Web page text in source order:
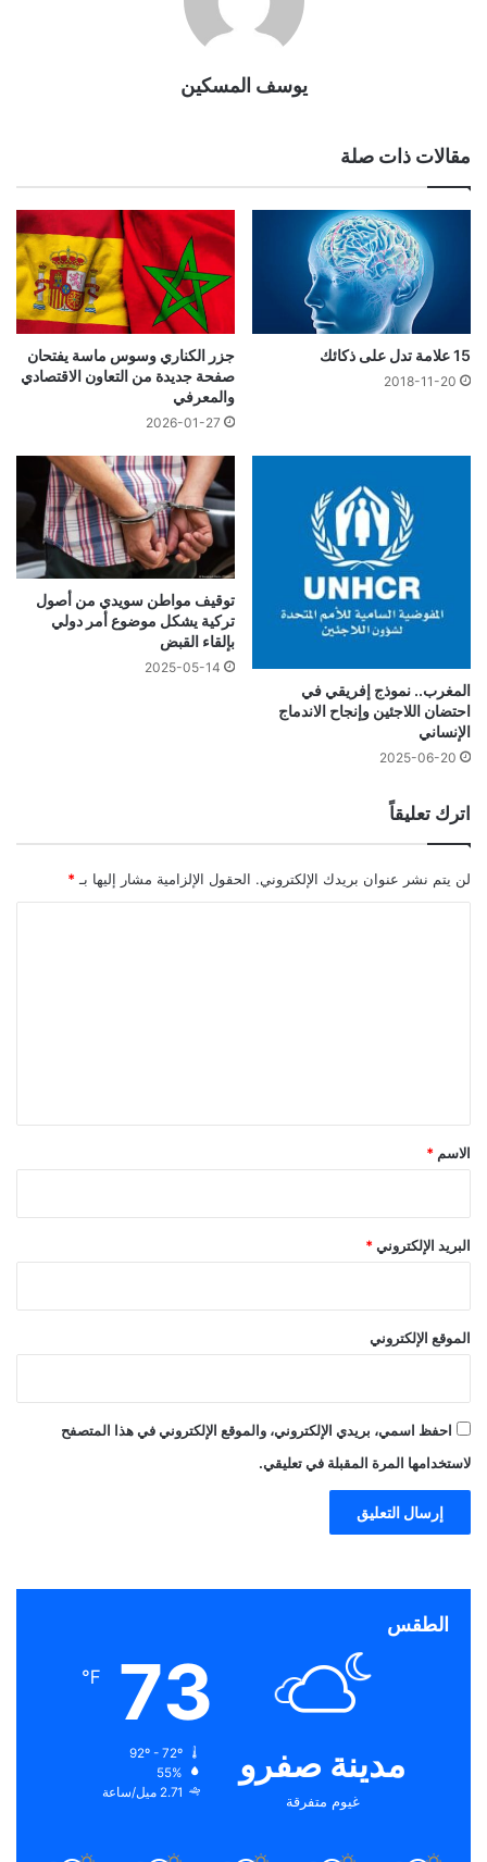
يوسف المسكين
مقالات ذات صلة
15 علامة تدل على ذكائك
2018-11-20
جزر الكناري وسوس ماسة يفتحان
صفحة جديدة من التعاون الاقتصادي
والمعرفي
2026-01-27
المغرب.. نموذج إفريقي في
احتضان اللاجئين وإنجاح الاندماج
الإنساني
2025-06-20
توقيف مواطن سويدي من أصول
تركية يشكل موضوع أمر دولي
بإلقاء القبض
2025-05-14
اترك تعليقاً
لن يتم نشر عنوان بريدك الإلكتروني. الحقول الإلزامية مشار إليها بـ *
*
الاسم *
البريد الإلكتروني *
الموقع الإلكتروني
احفظ اسمي، بريدي الإلكتروني، والموقع الإلكتروني في هذا المتصفح
لاستخدامها المرة المقبلة في تعليقي.
الطقس
مدينة صفرو
غيوم متفرقة
73
℉
55%
2.71 ميل/ساعة